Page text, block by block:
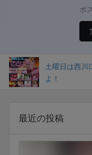
ポ
土曜日は西川
よ！
最近の投稿